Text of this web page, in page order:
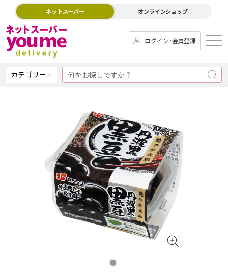
ネットスーパー オンラインショップ
ログイン･会員登録
カテゴリー